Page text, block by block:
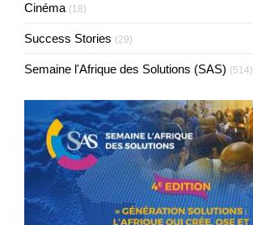
Cinéma (18)
Success Stories (29)
Semaine l'Afrique des Solutions (SAS) (514)